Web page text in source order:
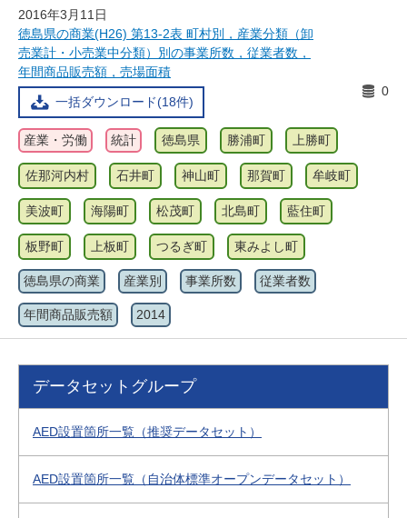
2016年3月11日
徳島県の商業(H26) 第13-2表 町村別，産業分類（卸
売業計・小売業中分類）別の事業所数，従業者数，
年間商品販売額，売場面積
一括ダウンロード(18件)
0
産業・労働 統計 徳島県 勝浦町 上勝町
佐那河内村 石井町 神山町 那賀町 牟岐町
美波町 海陽町 松茂町 北島町 藍住町
板野町 上板町 つるぎ町 東みよし町
徳島県の商業 産業別 事業所数 従業者数
年間商品販売額 2014
データセットグループ
AED設置箇所一覧（推奨データセット）
AED設置箇所一覧（自治体標準オープンデータセット）